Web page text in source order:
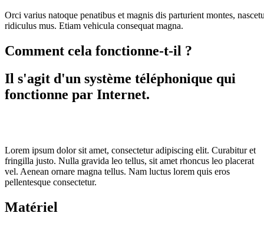
Orci varius natoque penatibus et magnis dis parturient montes,
ridiculus mus. Etiam vehicula consequat magna.
Comment cela fonctionne-t-il ?
Il s'agit d'un système téléphonique qui
fonctionne par Internet.
Lorem ipsum dolor sit amet, consectetur adipiscing elit. Curabitur et
fringilla justo. Nulla gravida leo tellus, sit amet rhoncus leo placerat
vel. Aenean ornare magna tellus. Nam luctus lorem quis eros
pellentesque consectetur.
Matériel